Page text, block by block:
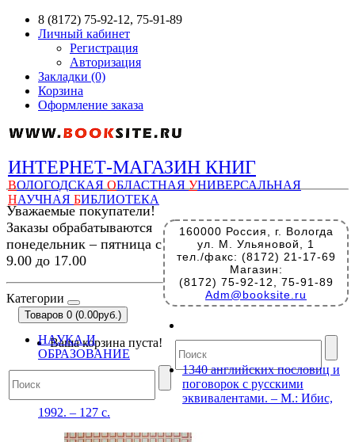
8 (8172) 75-92-12, 75-91-89
Личный кабинет
Регистрация
Авторизация
Закладки (0)
Корзина
Оформление заказа
ИНТЕРНЕТ-МАГАЗИН КНИГ
ВОЛОГОДСКАЯ ОБЛАСТНАЯ УНИВЕРСАЛЬНАЯ
НАУЧНАЯ БИБЛИОТЕКА
160000 Россия, г. Вологда
ул. М. Ульяновой, 1
тел./факс: (8172) 21-17-69
Магазин:
(8172) 75-92-12, 75-91-89
Adm@booksite.ru
Уважаемые покупатели!
Заказы обрабатываются
понедельник – пятница с
9.00 до 17.00
Категории
Товаров 0 (0.00руб.)
Ваша корзина пуста!
НАУКА И
ОБРАЗОВАНИЕ
1340 английских пословиц и
поговорок с русскими
эквивалентами. – М.: Ибис,
1992. – 127 с.